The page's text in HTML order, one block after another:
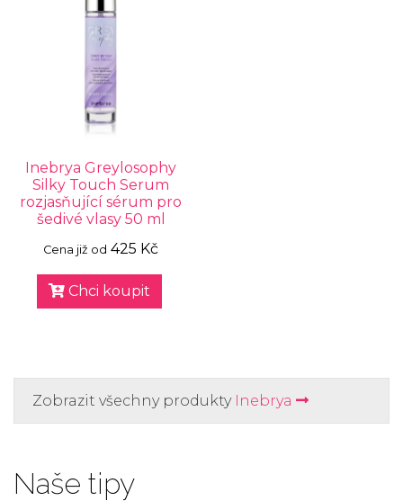
Inebrya Greylosophy
Silky Touch Serum
rozjasňující sérum pro
šedivé vlasy 50 ml
Cena již od 425 Kč
Chci koupit
Zobrazit všechny produkty Inebrya
Naše tipy